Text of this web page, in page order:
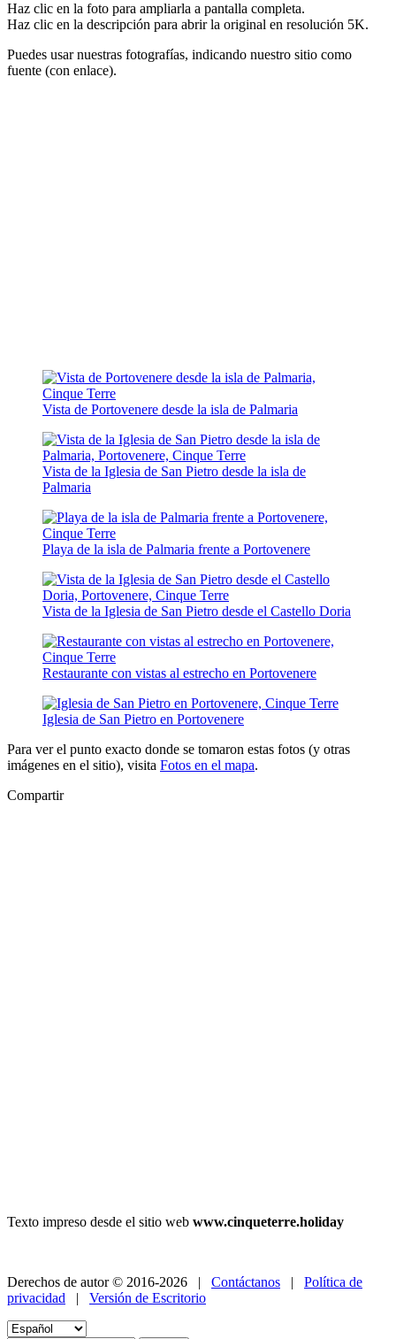
Haz clic en la foto para ampliarla a pantalla completa.
Haz clic en la descripción para abrir la original en resolución 5K.
Puedes usar nuestras fotografías, indicando nuestro sitio como
fuente (con enlace).
Vista de Portovenere desde la isla de Palmaria
Vista de la Iglesia de San Pietro desde la isla de
Palmaria
Playa de la isla de Palmaria frente a Portovenere
Vista de la Iglesia de San Pietro desde el Castello Doria
Restaurante con vistas al estrecho en Portovenere
Iglesia de San Pietro en Portovenere
Para ver el punto exacto donde se tomaron estas fotos (y otras
imágenes en el sitio), visita Fotos en el mapa.
Compartir
Texto impreso desde el sitio web www.cinqueterre.holiday
Derechos de autor © 2016-2026 | Contáctanos
Política de
privacidad
Versión de Escritorio